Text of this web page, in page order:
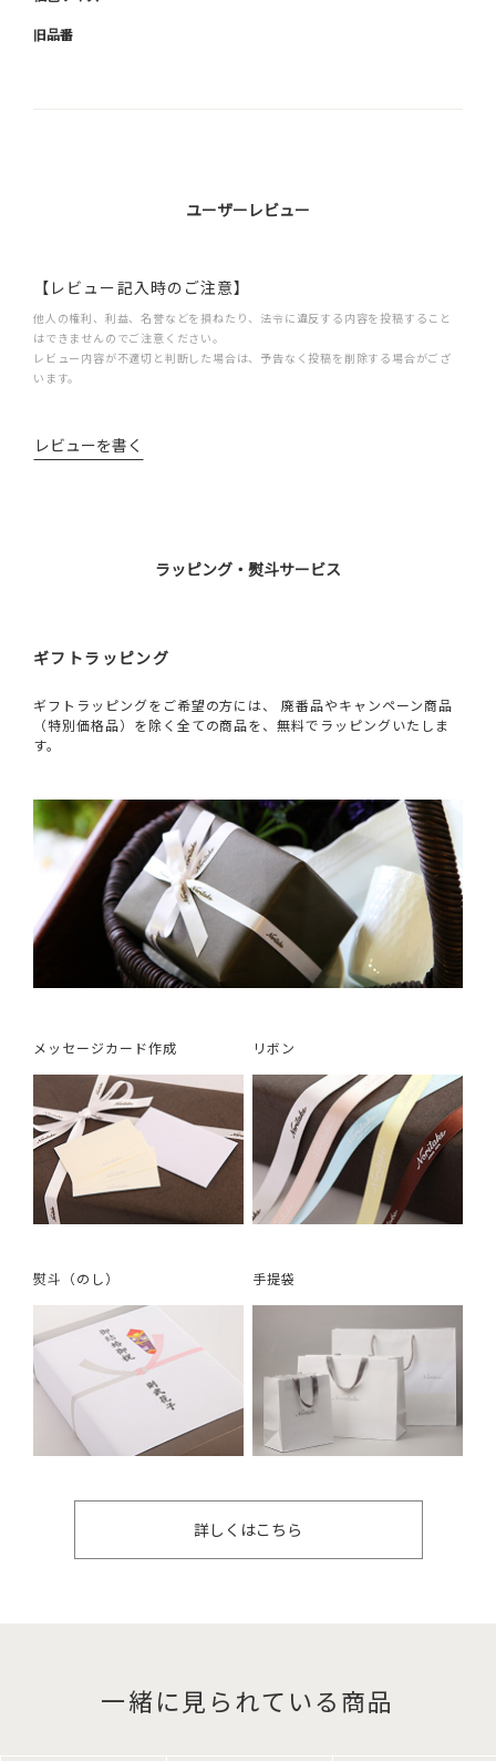
旧品番
ユーザーレビュー
【レビュー記入時のご注意】
他人の権利、利益、名誉などを損ねたり、法令に違反する内容を投稿すること
はできませんのでご注意ください。
レビュー内容が不適切と判断した場合は、予告なく投稿を削除する場合がござ
います。
レビューを書く
ラッピング・熨斗サービス
ギフトラッピング
ギフトラッピングをご希望の方には、 廃番品やキャンペーン商品
（特別価格品）を除く全ての商品を、無料でラッピングいたしま
す。
メッセージカード作成 リボン
熨斗（のし） 手提袋
詳しくはこちら
一緒に見られている商品